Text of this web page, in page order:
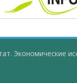
Экономические